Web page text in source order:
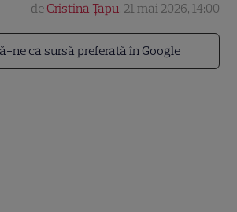
ne ca sursă preferată în Google
de Cristina Țapu, 21 mai 2026, 14:00